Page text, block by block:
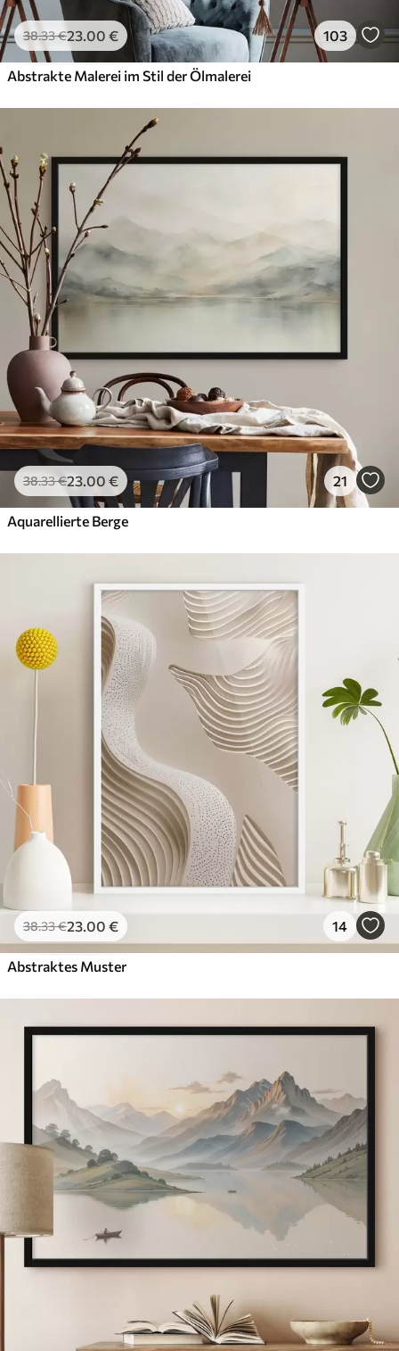
38.33€23.00 € 103
Abstrakte Malerei im Stil der Ölmalerei
38.33€23.00 € 21
Aquarellierte Berge
38.33€23.00 € 14
Abstraktes Muster